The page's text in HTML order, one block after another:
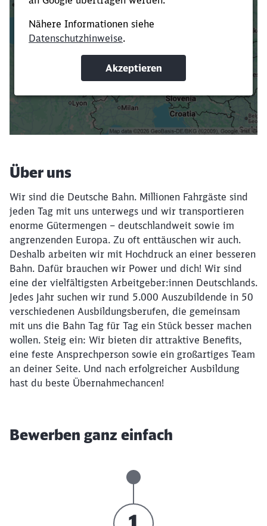
Verkürze die Ladezeit, indem du Suchbegriffe
oder Filter hinzufügst.
Suchbegriffe eingeben
Filter setzen
Über uns
Wir sind die Deutsche Bahn. Millionen Fahrgäste sind
jeden Tag mit uns unterwegs und wir transportieren
enorme Gütermengen – deutschlandweit sowie im
angrenzenden Europa. Zu oft enttäuschen wir auch.
Deshalb arbeiten wir mit Hochdruck an einer besseren
Bahn. Dafür brauchen wir Power und dich! Wir sind
eine der vielfältigsten Arbeitgeber:innen Deutschlands.
Jedes Jahr suchen wir rund 5.000 Auszubildende in 50
verschiedenen Ausbildungsberufen, die gemeinsam
mit uns die Bahn Tag für Tag ein Stück besser machen
wollen. Steig ein: Wir bieten dir attraktive Benefits,
eine feste Ansprechperson sowie ein großartiges Team
an deiner Seite. Und nach erfolgreicher Ausbildung
hast du beste Übernahmechancen!
Bewerben ganz einfach